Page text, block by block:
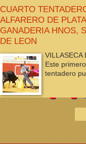
CUARTO
ALFARERO DE
GANADERIA HNOS,
DE LEON
VILLASECA
Este
tentadero